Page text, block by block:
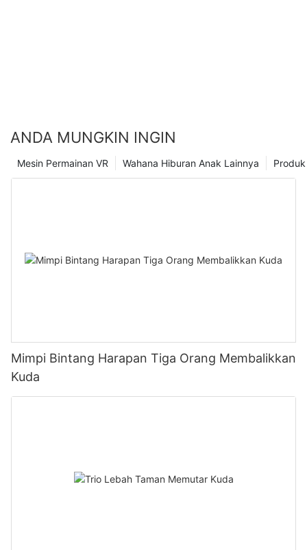
ANDA MUNGKIN INGIN
Wahana Hiburan Anak Lainnya
Mesin Permainan VR
Mimpi Bintang Harapan Tiga Orang Membalikkan
Kuda